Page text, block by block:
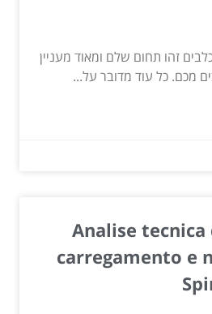
זהו תחום שלם ומאוד מעניין
מכם. כל עוד מדובר על...
Analise
carregamento e